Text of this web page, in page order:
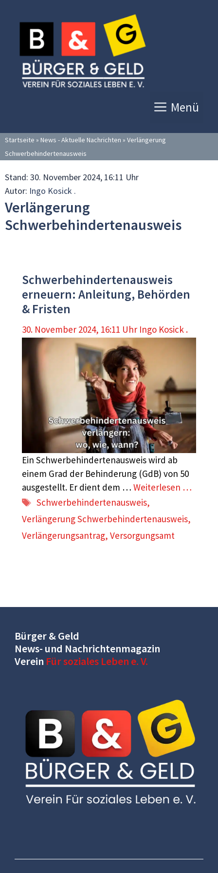
Inhalt
springen
Menü
Startseite » News - Aktuelle Nachrichten » Verlängerung
Schwerbehindertenausweis
Stand: 30. November 2024, 16:11 Uhr
Autor: Ingo Kosick .
Verlängerung
Schwerbehindertenausweis
Schwerbehindertenausweis
erneuern: Anleitung, Behörden
& Fristen
30. November 2024, 16:11 Uhr Ingo Kosick .
Ein Schwerbehindertenausweis wird ab
einem Grad der Behinderung (GdB) von 50
ausgestellt. Er dient dem … Weiterlesen …
Schlagwörter
Schwerbehindertenausweis,
Verlängerung Schwerbehindertenausweis,
Verlängerungsantrag, Versorgungsamt
Bürger & Geld
News- und Nachrichtenmagazin
Verein Für soziales Leben e. V.